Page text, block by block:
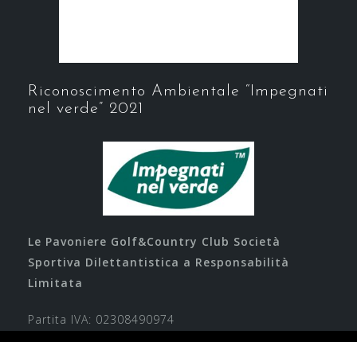
Riconoscimento Ambientale “Impegnati
nel verde” 2021
Le Pavoniere Golf&Country Club Società
Sportiva Dilettantistica a Responsabilità
Limitata
Partita IVA: 02308490974